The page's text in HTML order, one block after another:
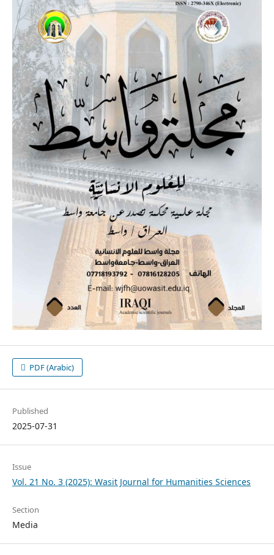
PDF (Arabic)
Published
2025-07-31
Issue
Vol. 21 No. 3 (2025): Wasit Journal for Humanities Sciences
Section
Media